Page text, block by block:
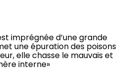
imprégnée d’une grande
une épuration des poisons
elle chasse le mauvais et
interne»